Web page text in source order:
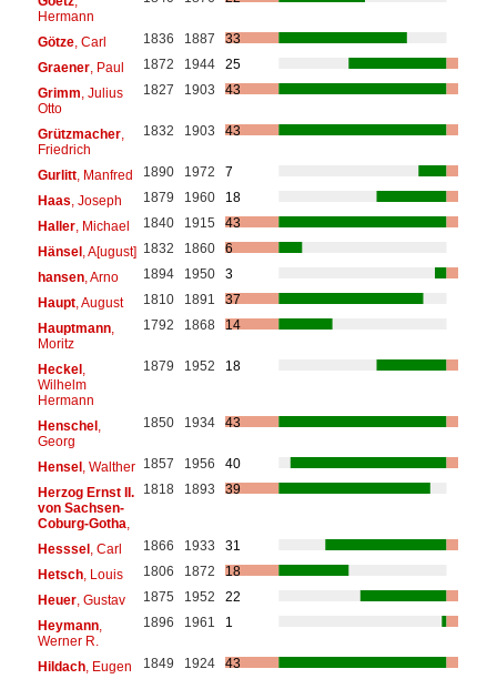
Hermann
Götze, Carl 1836 1887
33
Graener, Paul 1872 1944
25
Grimm , Julius
Otto
1827 1903 43
Grützmacher,
Friedrich
1832 1903 43
Gurlitt, Manfred 1890 1972
7
Haas , Joseph 1879 1960
18
Haller, Michael 1840 1915
43
Hänsel, A[ugust] 1832 1860
6
hansen, Arno 1894 1950
3
Haupt, August 1810 1891
37
Hauptmann,
Moritz
1792 1868 14
Heckel,
Wilhelm
Hermann
1879 1952 18
Henschel,
Georg
1850 1934 43
Hensel, Walther 1857 1956
40
Herzog Ernst II.
von Sachsen-
Coburg-Gotha
1818 1893 39
Hesssel, Carl 1866 1933
31
Hetsch, Louis 1806 1872
18
Heuer, Gustav 1875 1952
22
Heymann,
Werner R.
1896 1961 1
Hildach, Eugen 1849 1924
43